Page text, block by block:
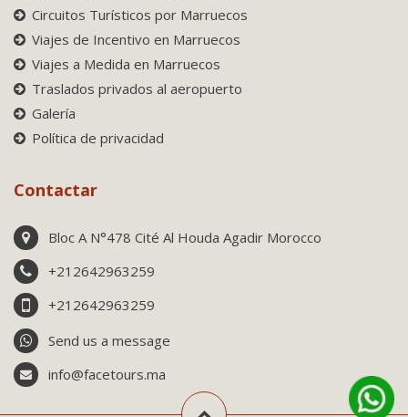
Circuitos Turísticos por Marruecos
Viajes de Incentivo en Marruecos
Viajes a Medida en Marruecos
Traslados privados al aeropuerto
Galería
Política de privacidad
Contactar
Bloc A N°478 Cité Al Houda Agadir Morocco
+212642963259
+212642963259
Send us a message
info@facetours.ma